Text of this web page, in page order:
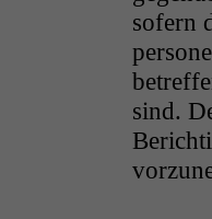
sofern
sind.